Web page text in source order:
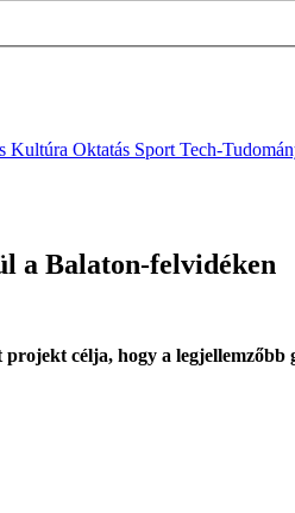
Kultúra Oktatás Sport Tech-
a Balaton-felvidéken
célja, hogy a